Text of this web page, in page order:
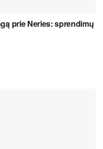
prie Neries: sprendimų